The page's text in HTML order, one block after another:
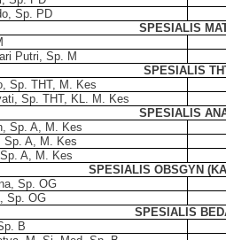
Sp. PD
SPESIALIS
Putri, Sp. M
SPESIALIS
Sp. THT, M. Kes
Sp. THT, KL. M. Kes
SPESIALIS
Sp. A, M. Kes
Sp. A, M. Kes
A, M. Kes
SPESIALIS OBSGYN
Sp. OG
Sp. OG
SPESIALIS
B